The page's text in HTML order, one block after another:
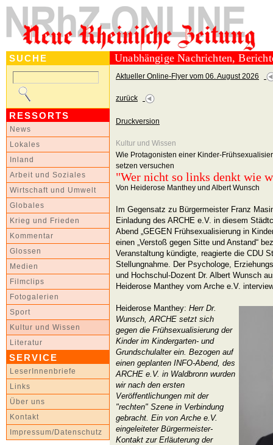
SUCHE
RESSORTS
News
Lokales
Inland
Arbeit und Soziales
Wirtschaft und Umwelt
Globales
Krieg und Frieden
Kommentar
Glossen
Medien
Filmclips
Fotogalerien
Sport
Kultur und Wissen
Literatur
SERVICE
LeserInnenbriefe
Links
Über uns
Kontakt
Impressum/Datenschutz
Unabhängige Nachrichten,
Aktueller Online-Flyer vom 06. August 2026
zurück
Druckversion
Kultur und Wissen
Wie Protagonisten einer Kinder-
setzen versuchen
"Wer nicht so links denkt wie
Von Heiderose Manthey und Albert Wunsch
Im Gegensatz zu Bürgermeister Franz
Einladung des ARCHE e.V. in diesem
Abend „GEGEN Frühsexualisierung in
einen „Verstoß gegen Sitte und Anstand“
Veranstaltung kündigte, reagierte die CDU
Stellungnahme. Der Psychologe,
und Hochschul-Dozent Dr. Albert Wunsch
Heiderose Manthey vom Arche e.V.
Heiderose Manthey: Herr Dr.
Wunsch, ARCHE setzt sich
gegen die Frühsexualisierung der
Kinder im Kindergarten- und
Grundschulalter ein. Bezogen auf
einen geplanten INFO-Abend, des
ARCHE e.V. in Waldbronn wurden
wir nach den ersten
Veröffentlichungen mit der
"rechten" Szene in Verbindung
gebracht. Ein von Arche e.V.
eingeleiteter Bürgermeister-
Kontakt zur Erläuterung der